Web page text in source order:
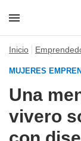
Inicio
MUJERES
Una
vivero